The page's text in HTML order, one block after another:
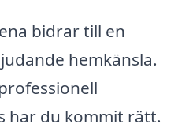
bidrar till en
hemkänsla.
har du kommit rätt.